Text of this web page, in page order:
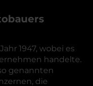
1947, wobei es
handelte.
genannten
die